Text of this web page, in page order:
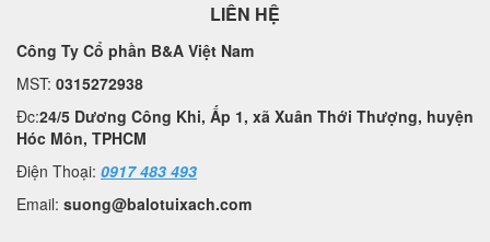
LIÊN HỆ
Công Ty Cổ phần B&A Việt Nam
MST: 0315272938
Đc:24/5 Dương Công Khi, Ấp 1, xã Xuân Thới Thượng, huyện
Hóc Môn, TPHCM
Điện Thoại: 0917 483 493
Email: suong@balotuixach.com